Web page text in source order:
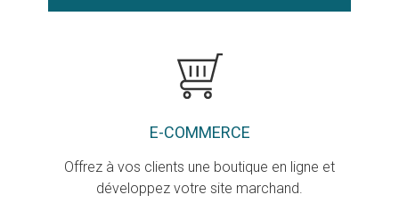
E-COMMERCE
Offrez à vos clients une boutique en ligne et
développez votre site marchand.